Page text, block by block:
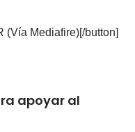
(Vía Mediafire)[/button]
apoyar al